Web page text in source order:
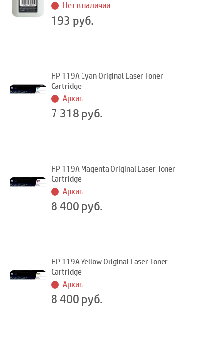
Нет в наличии
193 руб.
HP 119A Cyan Original Laser Toner
Cartridge
Архив
7 318 руб.
HP 119A Magenta Original Laser Toner
Cartridge
Архив
8 400 руб.
HP 119A Yellow Original Laser Toner
Cartridge
Архив
8 400 руб.